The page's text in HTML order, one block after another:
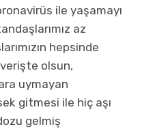
ile yaşamayı
az
hepsinde
olsun,
uymayan
gitmesi ile hiç aşı
gelmiş